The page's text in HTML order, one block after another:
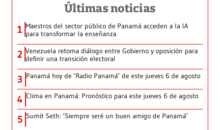
Últimas noticias
1 Maestros del sector público de Panamá acceden a la IA
para transformar la enseñanza
2 Venezuela retoma diálogo entre Gobierno y oposición para
definir una transición electoral
3 Panamá hoy de ‘Radio Panamá’ de este jueves 6 de agosto
4 Clima en Panamá: Pronóstico para este jueves 6 de agosto
5 Sumit Seth: ‘Siempre seré un buen amigo de Panamá’